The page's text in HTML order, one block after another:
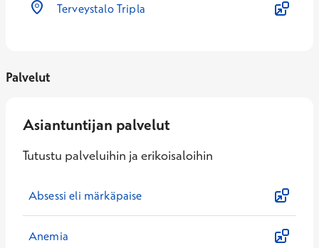
Terveystalo Tripla
Palvelut
Asiantuntijan palvelut
Tutustu palveluihin ja erikoisaloihin
Absessi eli märkäpaise
Anemia